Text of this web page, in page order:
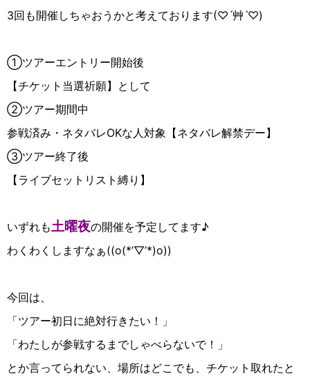
3回も開催しちゃおうかと考えております(♡ ˊ艸ˋ♡)
①ツアーエントリー開始後
【チケット当選祈願】として
②ツアー期間中
参戦済み・ネタバレOKな人対象【ネタバレ解禁デー】
③ツアー終了後
【ライブセットリスト縛り】
いずれも土曜夜の開催を予定してます♪
わくわくしますなぁ((o(*’▽’*)o))
今回は、
「ツアー初日に絶対行きたい！」
「わたしが参戦するまでしゃべらないで！」
とか言ってられない、場所はどこでも、チケット取れたと